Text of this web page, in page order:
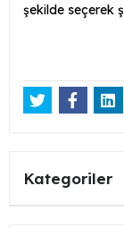
şekilde seçerek
Kategoriler